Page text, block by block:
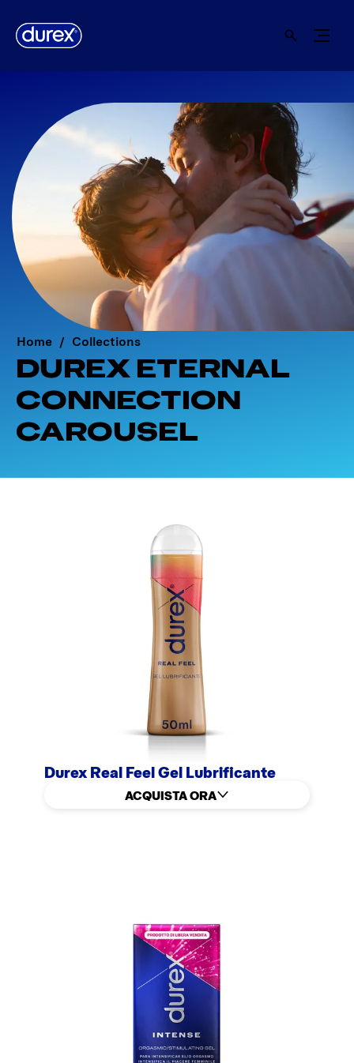
Home Collections
DUREX ETERNAL
CONNECTION
CAROUSEL
Durex Real Feel Gel Lubrificante
ACQUISTA ORA